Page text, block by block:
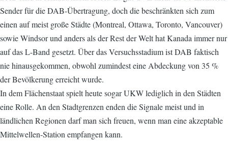
Sender für die DAB-Übertragung, doch die beschränkten sich zum
einen auf meist große Städte (Montreal, Ottawa, Toronto, Vancouver)
sowie Windsor und anders als der Rest der Welt hat Kanada immer nur
auf das L-Band gesetzt. Über das Versuchsstadium ist DAB faktisch
nie hinausgekommen, obwohl zumindest eine Abdeckung von 35 %
der Bevölkerung erreicht wurde.
In dem Flächenstaat spielt heute sogar UKW lediglich in den Städten
eine Rolle. An den Stadtgrenzen enden die Signale meist und in
ländlichen Regionen darf man sich freuen, wenn man eine akzeptable
Mittelwellen-Station empfangen kann.